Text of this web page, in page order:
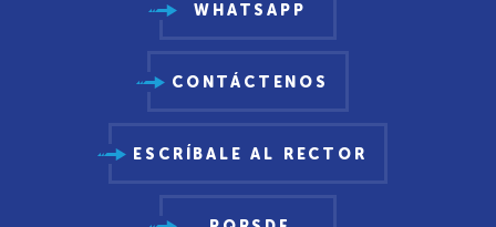
WHATSAPP
CONTÁCTENOS
ESCRÍBALE AL RECTOR